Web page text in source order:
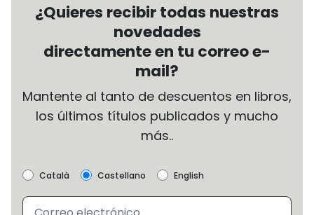
¿Quieres recibir todas nuestras
novedades
directamente en tu correo e-
mail?
Mantente al tanto de descuentos en libros,
los últimos títulos publicados y mucho
más..
Català Castellano English